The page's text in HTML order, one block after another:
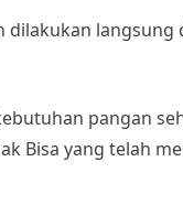
dilakukan langsung
pangan
Bisa yang telah